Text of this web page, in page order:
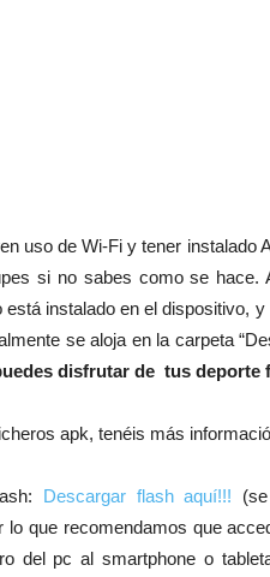
uso de Wi-Fi y tener instalado
si no sabes como se hace.
está instalado en el dispositivo,
se aloja en la carpeta
disfrutar de tus deporte
apk, tenéis más
Descargar flash aquí!!!
lo que recomendamos que
del pc al smartphone o